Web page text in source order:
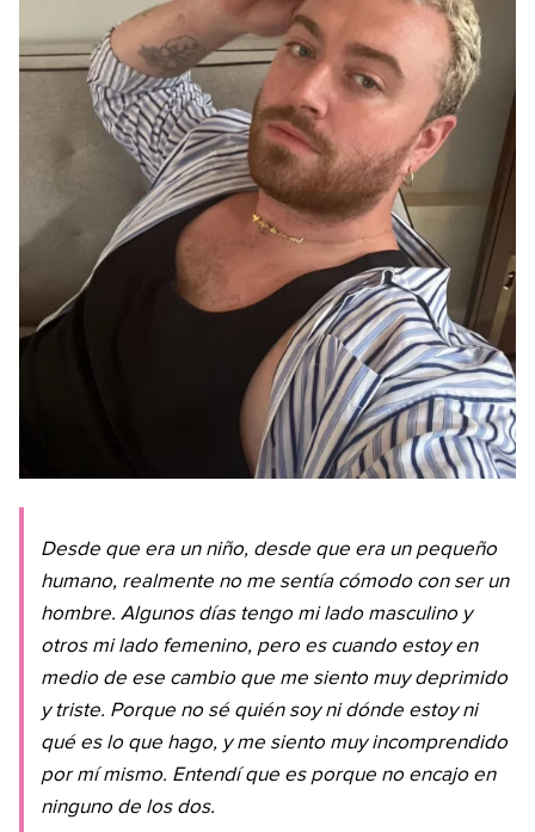
Desde que era un niño, desde que era un pequeño
humano, realmente no me sentía cómodo con ser un
hombre. Algunos días tengo mi lado masculino y
otros mi lado femenino, pero es cuando estoy en
medio de ese cambio que me siento muy deprimido
y triste. Porque no sé quién soy ni dónde estoy ni
qué es lo que hago, y me siento muy incomprendido
por mí mismo. Entendí que es porque no encajo en
ninguno de los dos.